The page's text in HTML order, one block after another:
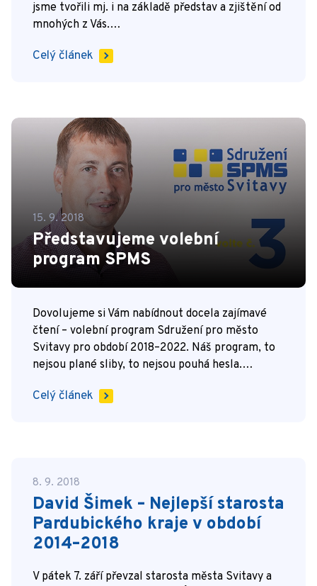
jsme tvořili mj. i na základě představ a zjištění od
mnohých z Vás.…
Celý článek
15. 9. 2018
Představujeme volební
program SPMS
Dovolujeme si Vám nabídnout docela zajímavé
čtení – volební program Sdružení pro město
Svitavy pro období 2018–2022. Náš program, to
nejsou plané sliby, to nejsou pouhá hesla.…
Celý článek
8. 9. 2018
David Šimek – Nejlepší starosta
Pardubického kraje v období
2014–2018
V pátek 7. září převzal starosta města Svitavy a